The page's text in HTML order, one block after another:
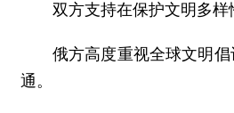
双方支持在保护文明多
俄方高度重视全球文明
通。